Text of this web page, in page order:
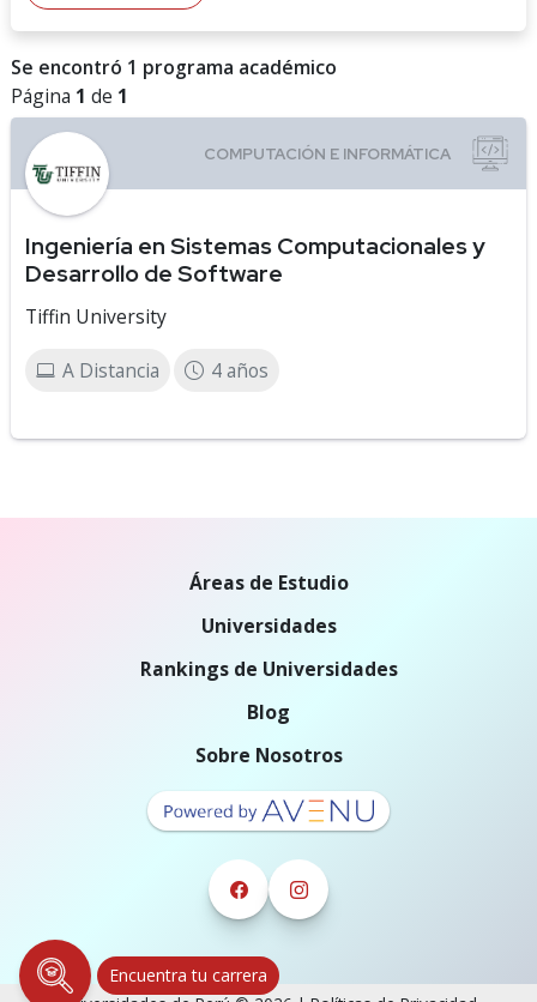
Se encontró 1 programa académico
Página 1 de 1
Ingeniería en Sistemas Computacionales y
Desarrollo de Software
Tiffin University
A Distancia 4 años
Encuentra tu carrera
Áreas de Estudio
Universidades
Rankings de Universidades
Blog
Sobre Nosotros